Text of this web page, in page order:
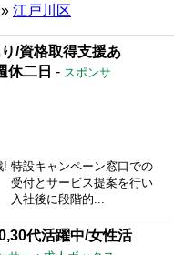
» 江戸川区
/資格取得支援あ
休二日 - スポンサ
! 特設キャンペーン窓口での
受付とサービス提案を行い
入社後に段階的...
代活躍中/女性活